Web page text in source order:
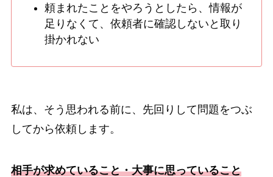
頼まれたことをやろうとしたら、情報が
足りなくて、依頼者に確認しないと取り
掛かれない
私は、そう思われる前に、先回りして問題をつぶ
してから依頼します。
相手が求めていること・大事に思っていること